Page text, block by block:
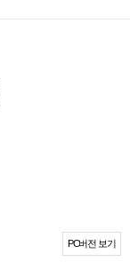
PC버전 보기